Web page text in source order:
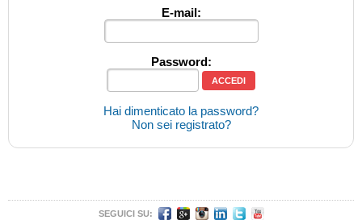
E-mail:
Password:
Hai dimenticato la password?
Non sei registrato?
SEGUICI SU: